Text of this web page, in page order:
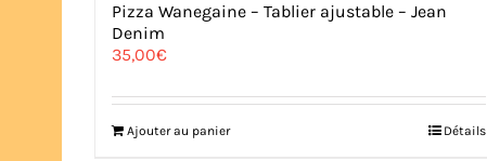
Pizza Wanegaine – Tablier ajustable – Jean
Denim
35,00€
Ajouter au panier Détails